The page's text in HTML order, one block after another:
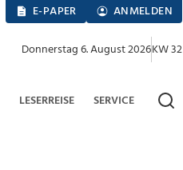
E-PAPER ANMELDEN
Donnerstag 6. August 2026KW 32
LESERREISE SERVICE